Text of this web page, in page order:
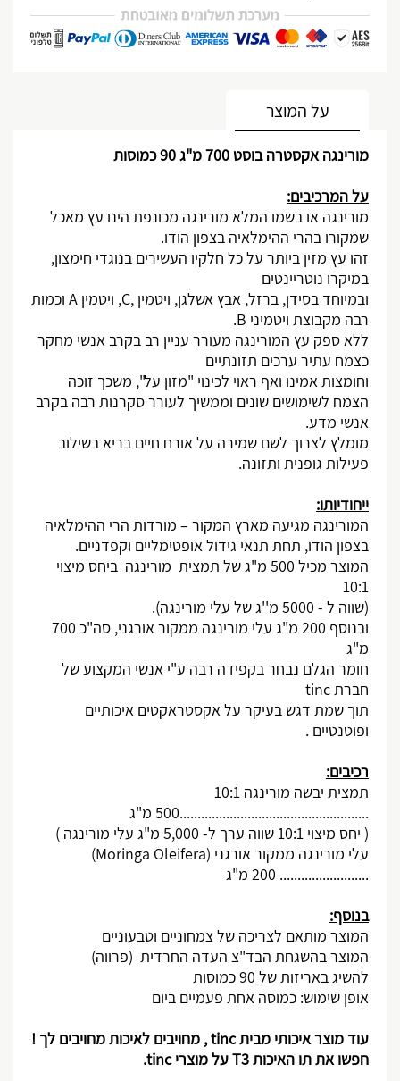
מותאם אישית
על המוצר
מורינגה אקסטרה בוסט 700 מ"ג 90 כמוסות
על המרכיבים:
מורינגה או בשמו המלא מורינגה מכונפת הינו עץ מאכל
שמקורו בהרי ההימלאיה בצפון הודו.
זהו עץ מזין ביותר על כל חלקיו העשירים בנוגדי חימצון,
במיקרו נוטריינטים
ובמיוחד בסידן, ברזל, אבץ אשלגן, ויטמין ,,C ויטמין A וכמות
רבה מקבוצת ויטמיני B
.
ללא ספק עץ המורינגה מעורר עניין רב בקרב אנשי מחקר
כצמח עתיר ערכים תזונתיים
וחומצות אמינו ואף ראוי לכינוי "מזון על", משכך זוכה
הצמח לשימושים שונים וממשיך לעורר סקרנות רבה בקרב
אנשי מדע.
מומלץ לצרוך לשם שמירה על אורח חיים בריא בשילוב
פעילות גופנית ותזונה.
ייחודיותו:
המורינגה מגיעה מארץ המקור – מורדות הרי ההימלאיה
בצפון הודו, תחת תנאי גידול אופטימליים וקפדניים.
המוצר מכיל 500 מ"ג של תמצית מורינגה ביחס מיצוי
10:1
(שווה ל - 5000 מ''ג של עלי מורינגה).
ובנוסף 200 מ"ג עלי מורינגה ממקור אורגני, סה"כ 700
מ"ג
חומר הגלם נבחר בקפידה רבה ע"י אנשי המקצוע של
חברתtinc
תוך שמת דגש בעיקר על אקסטראקטים איכותיים
ופוטנטיים .
רכיבים:
תמצית יבשה מורינגה 10:1
.....................................................500 מ"ג
( יחס מיצוי 10:1 שווה ערך ל- 5,000 מ"ג עלי מורינגה )
עלי מורינגה ממקור אורגני (Moringa Oleifera)
......................... 200 מ"ג
בנוסף:
המוצר מותאם לצריכה של צמחוניים וטבעוניים
המוצר בהשגחת הבד"צ העדה החרדית (פרווה)
להשיג באריזות של 90 כמוסות
אופן שימוש: כמוסה אחת פעמיים ביום
עוד מוצר איכותי מביתtinc, מחויבים לאיכות מחויבים לך !
חפשו את תו האיכות 3 Tעל מוצריtinc
.